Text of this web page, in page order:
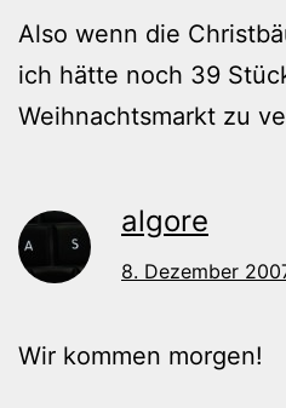
Also wenn die
ich hätte noch 39
Weihnachtsmarkt zu
algore
8. Dezember
Wir kommen morgen!